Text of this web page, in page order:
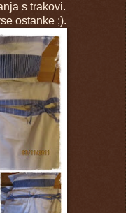
s trakovi.
ostanke ;).